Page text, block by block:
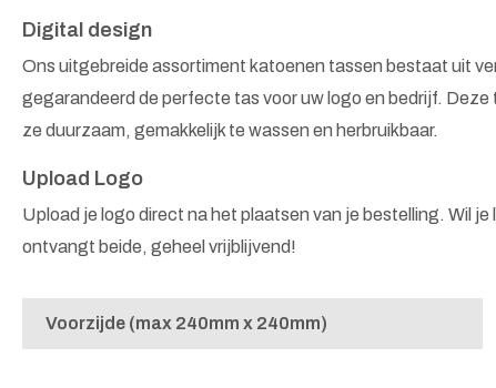
Digital design
Ons uitgebreide assortiment katoenen tassen bestaat uit
gegarandeerd de perfecte tas voor uw logo en bedrijf.
ze duurzaam, gemakkelijk te wassen en herbruikbaar.
Upload Logo
Upload je logo direct na het plaatsen van je bestelling. Wil
ontvangt beide, geheel vrijblijvend!
Voorzijde (max 240mm x 240mm)